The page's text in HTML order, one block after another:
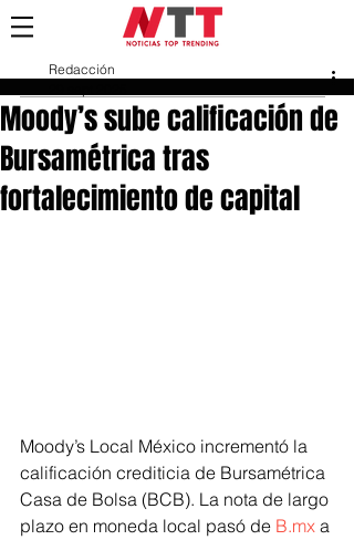
Moody’s sube calificación de
Bursamétrica tras
fortalecimiento de capital
Redacción
Moody’s Local México incrementó la
calificación crediticia de Bursamétrica
Casa de Bolsa (BCB). La nota de largo
plazo en moneda local pasó de B.mx a